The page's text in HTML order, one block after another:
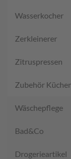
Wasserkocher
Zerkleinerer
Zitruspressen
Zubehör
Wäschepflege
Bad&Co
Drogerieartikel